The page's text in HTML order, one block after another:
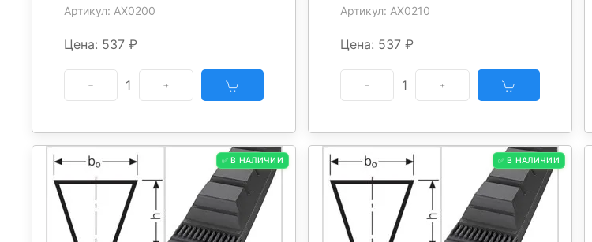
Артикул: AX0200
Цена: 537 ₽
1
Артикул: AX0210
Цена: 537 ₽
1
✅ В НАЛИЧИИ ✅ В НАЛИЧИИ